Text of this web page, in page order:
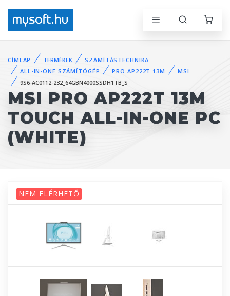
CÍMLAP TERMÉKEK
SZÁMÍTÁSTECHNIKA
ALL-IN-ONE SZÁMÍTÓGÉP
PRO AP222T 13M
MSI
9S6-AC0112-232_64GBN4000SSDH1TB_S
MSI PRO AP222T 13M
TOUCH ALL-IN-ONE PC
(WHITE)
NEM ELÉRHETŐ